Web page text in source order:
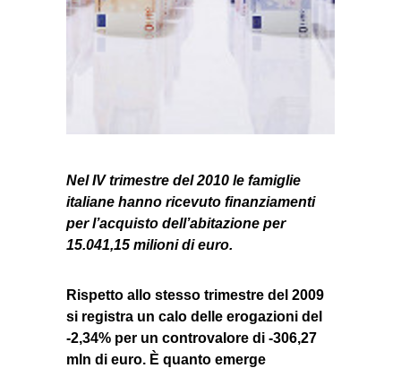
Nel IV trimestre del 2010 le famiglie
italiane hanno ricevuto finanziamenti
per l’acquisto dell’abitazione per
15.041,15 milioni di euro.
Rispetto allo stesso trimestre del 2009
si registra un calo delle erogazioni del
-2,34% per un controvalore di -306,27
mln di euro. È quanto emerge